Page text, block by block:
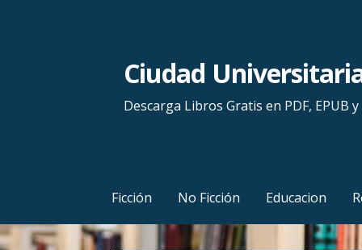
n
Ciudad
Descarga Libros Gratis en PDF, EPUB y
Ficción No Ficción Educacion